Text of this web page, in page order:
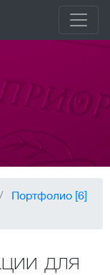
Портфолио [6]
для